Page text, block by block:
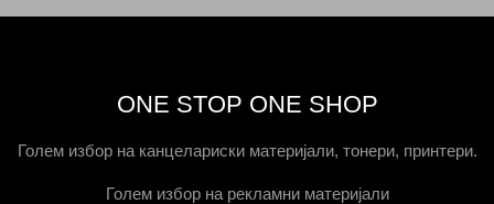
ONE STOP ONE SHOP
Голем избор на канцелариски материјали, тонери, принтери.
Голем избор на рекламни материјали